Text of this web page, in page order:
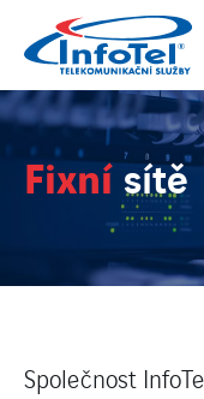
Fixnísítě
Společnost